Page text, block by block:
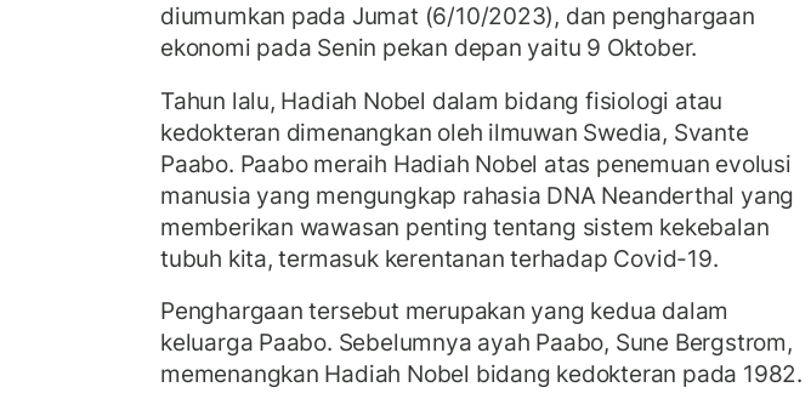
diumumkan pada Jumat (6/10/2023), dan penghargaan
ekonomi pada Senin pekan depan yaitu 9 Oktober.
Tahun lalu, Hadiah Nobel dalam bidang fisiologi atau
kedokteran dimenangkan oleh ilmuwan Swedia, Svante
Paabo. Paabo meraih Hadiah Nobel atas penemuan evolusi
manusia yang mengungkap rahasia DNA Neanderthal yang
memberikan wawasan penting tentang sistem kekebalan
tubuh kita, termasuk kerentanan terhadap Covid-19.
Penghargaan tersebut merupakan yang kedua dalam
keluarga Paabo. Sebelumnya ayah Paabo, Sune Bergstrom,
memenangkan Hadiah Nobel bidang kedokteran pada 1982.